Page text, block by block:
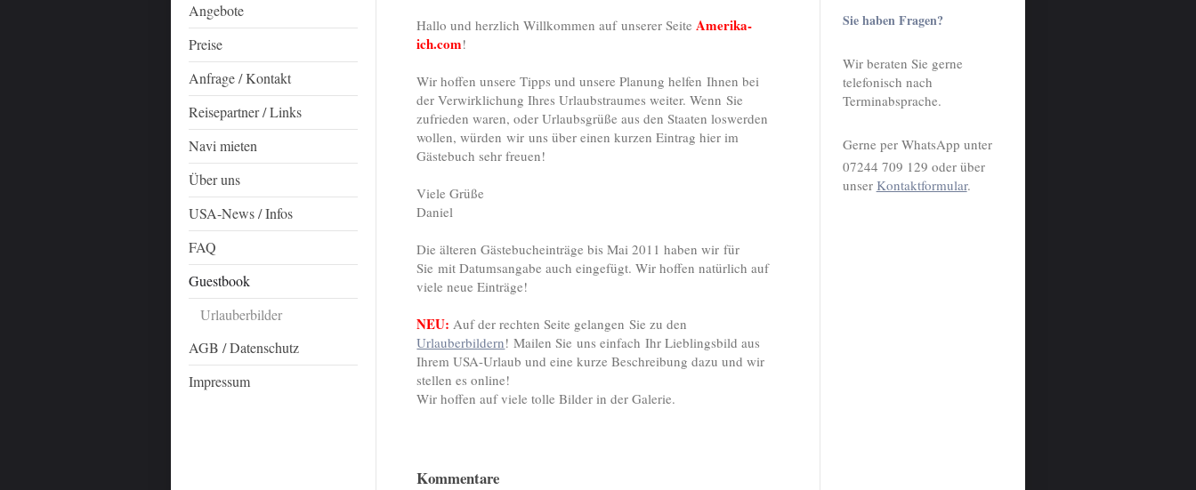
Angebote
Preise
Anfrage / Kontakt
Reisepartner / Links
Navi mieten
Über uns
USA-News / Infos
FAQ
Guestbook
Urlauberbilder
AGB / Datenschutz
Impressum
Hallo und herzlich Willkommen auf unserer SeiteAmerika-
ich.com!
Wir hoffen unsere Tipps und unsere Planung helfen Ihnen bei
der Verwirklichung Ihres Urlaubstraumes weiter. Wenn Sie
zufrieden waren, oder Urlaubsgrüße aus den Staaten loswerden
wollen, würden wir uns über einen kurzen Eintrag hier im
Gästebuch sehr freuen!
Viele Grüße
Daniel
Die älteren Gästebucheinträge bis Mai 2011 haben wir für
Sie mit Datumsangabe auch eingefügt. Wir hoffen natürlich auf
viele neue Einträge!
NEU: Auf der rechten Seite gelangen Sie zu den
Urlauberbildern! Mailen Sie uns einfach Ihr Lieblingsbild aus
Ihrem USA-Urlaub und eine kurze Beschreibung dazu und wir
stellen es online!
Wir hoffen auf viele tolle Bilder in der Galerie.
Kommentare
Sie haben Fragen?
Wir beraten Sie gerne
telefonisch nach
Terminabsprache.
Gerne per WhatsApp unter
07244 709 129 oder über
unser Kontaktformular.